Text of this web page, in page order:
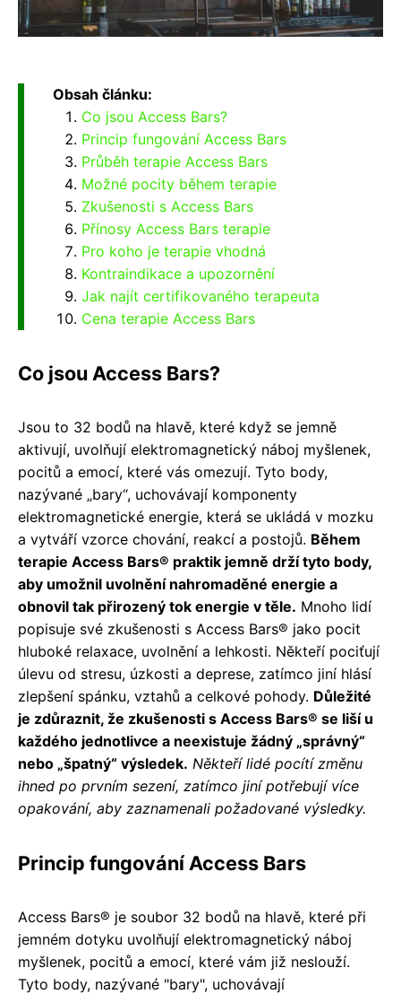
Obsah článku:
Co jsou Access Bars?
Princip fungování Access Bars
Průběh terapie Access Bars
Možné pocity během terapie
Zkušenosti s Access Bars
Přínosy Access Bars terapie
Pro koho je terapie vhodná
Kontraindikace a upozornění
Jak najít certifikovaného terapeuta
Cena terapie Access Bars
Co jsou Access Bars?
Jsou to 32 bodů na hlavě, které když se jemně
aktivují, uvolňují elektromagnetický náboj myšlenek,
pocitů a emocí, které vás omezují. Tyto body,
nazývané „bary“, uchovávají komponenty
elektromagnetické energie, která se ukládá v mozku
a vytváří vzorce chování, reakcí a postojů. Během
terapie Access Bars® praktik jemně drží tyto body,
aby umožnil uvolnění nahromaděné energie a
obnovil tak přirozený tok energie v těle. Mnoho lidí
popisuje své zkušenosti s Access Bars® jako pocit
hluboké relaxace, uvolnění a lehkosti. Někteří pociťují
úlevu od stresu, úzkosti a deprese, zatímco jiní hlásí
zlepšení spánku, vztahů a celkové pohody. Důležité
je zdůraznit, že zkušenosti s Access Bars® se liší u
každého jednotlivce a neexistuje žádný „správný“
nebo „špatný“ výsledek. Někteří lidé pocítí změnu
ihned po prvním sezení, zatímco jiní potřebují více
opakování, aby zaznamenali požadované výsledky.
Princip fungování Access Bars
Access Bars® je soubor 32 bodů na hlavě, které při
jemném dotyku uvolňují elektromagnetický náboj
myšlenek, pocitů a emocí, které vám již neslouží.
Tyto body, nazývané "bary", uchovávají